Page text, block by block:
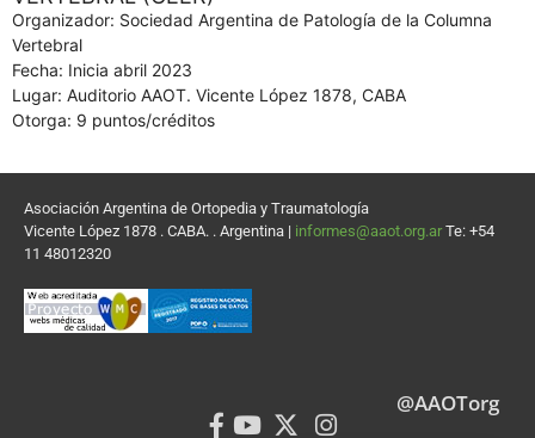
Organizador: Sociedad Argentina de Patología de la Columna
Vertebral
Fecha: Inicia abril 2023
Lugar: Auditorio AAOT. Vicente López 1878, CABA
Otorga: 9 puntos/créditos
Asociación Argentina de Ortopedia y Traumatología
Vicente López 1878 . CABA. . Argentina | informes@aaot.org.ar Te: +54
11 48012320
@AAOTorg